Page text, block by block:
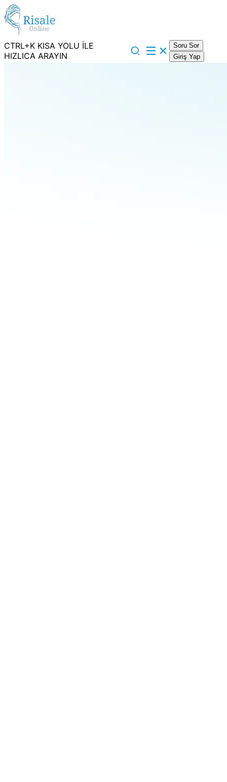
CTRL+K KISA YOLU İLE
HIZLICA ARAYIN
Soru Sor
Giriş Yap